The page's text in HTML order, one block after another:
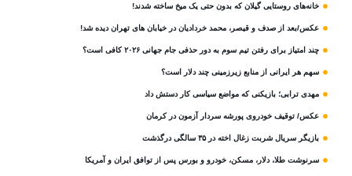
خانه‌های روستایی گیلان که بدون حتی یک میخ ساخته شدند!
عکس/بعد از صدف و قیصر، محمد خردادیان در خیابان های تهران دیده شد!
چند امتیاز برای رفتن تیم سوم به دور حذفی جام جهانی ۲۰۲۶ کافی است؟
سهم هر ایرانی از منابع زیرزمینی چند دلار است؟
مهدی ترابی؛ بازیکنی که مواضع سیاسی‌ کار دستش داد
عکس/ توقیف خودروی پورشه سردار آزمون در کرمان
بازیگر سریال شربت زغال‌ اخته در ۳۵ سالگی درگذشت
سرنوشت طلا، دلار، مسکن، خودرو و بورس پس از توافق ایران و آمریکا